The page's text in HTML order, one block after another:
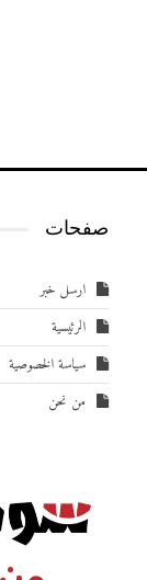
صفحات
ارسل خبر
الرئيسية
سياسة الخصوصية
من نحن